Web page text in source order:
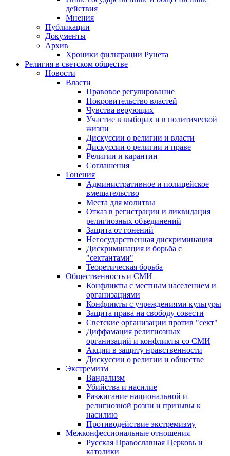
действия
Мнения
Публикации
Документы
Архив
Хроники фильтрации Рунета
Религия в светском обществе
Новости
Власти
Правовое регулирование
Покровительство властей
Чувства верующих
Участие в выборах и в политической
жизни
Дискуссии о религии и власти
Дискуссии о религии и праве
Религии и карантин
Соглашения
Гонения
Административное и полицейское
вмешательство
Места для молитвы
Отказ в регистрации и ликвидация
религиозных объединений
Защита от гонений
Негосударственная дискриминация
Дискриминация и борьба с
"сектантами"
Теоретическая борьба
Общественность и СМИ
Конфликты с местным населением и
организациями
Конфликты с учреждениями культуры
Защита права на свободу совести
Светские организации против "сект"
Диффамация религиозных
организаций и конфликты со СМИ
Акции в защиту нравственности
Дискуссии о религии и обществе
Экстремизм
Вандализм
Убийства и насилие
Разжигание национальной и
религиозной розни и призывы к
насилию
Противодействие экстремизму
Межконфессиональные отношения
Русская Православная Церковь и
католики